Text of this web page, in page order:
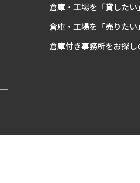
倉庫・工場を「貸した
倉庫・工場を「売りた
倉庫付き事務所をお探